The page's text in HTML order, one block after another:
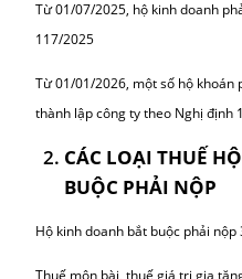
117/2025
Từ 01/01/2026, một số hộ
thành lập công ty theo Nghị
CÁC LOẠI
BUỘC PHẢI NỘP